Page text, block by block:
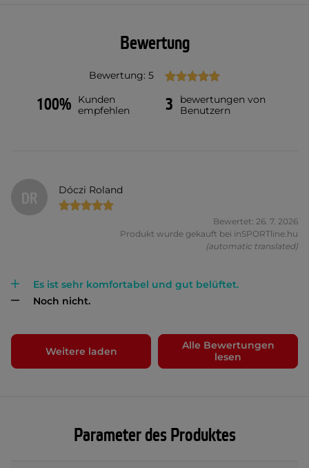
Bewertung
Bewertung: 5
100%
Kunden
empfehlen
3
bewertungen von
Benutzern
DR Dóczi Roland
Bewertet: 26. 7. 2026
Produkt wurde gekauft bei inSPORTline.hu
(automatic translated)
Es ist sehr komfortabel und gut belüftet.
Noch nicht.
Weitere laden
Alle Bewertungen
lesen
Parameter des Produktes